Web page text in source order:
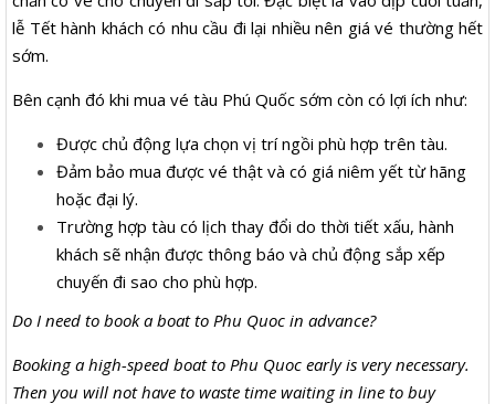
lễ Tết hành khách có nhu cầu đi lại nhiều nên giá vé thường hết
sớm.
Bên cạnh đó khi mua vé tàu Phú Quốc sớm còn có lợi ích như:
Được chủ động lựa chọn vị trí ngồi phù hợp trên tàu.
Đảm bảo mua được vé thật và có giá niêm yết từ hãng
hoặc đại lý.
Trường hợp tàu có lịch thay đổi do thời tiết xấu, hành
khách sẽ nhận được thông báo và chủ động sắp xếp
chuyến đi sao cho phù hợp.
Do I need to book a boat to Phu Quoc in advance?
Booking a high-speed boat to Phu Quoc early is very necessary.
Then you will not have to waste time waiting in line to buy